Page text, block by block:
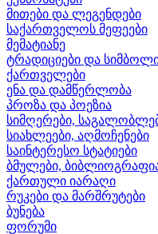
მითები და ლეგენდები
საქართველოს მეფეები
მემატიანე
ტრადიციები და
ქართველები
ენა და დამწერლობა
პროზა და პოეზია
სიმღერები,
სიახლეები, აღმოჩენები
საინტერესო სტატიები
ბმულები,
ქართული იარაღი
რუკები და მარშრუტები
ბუნება
ფორუმი